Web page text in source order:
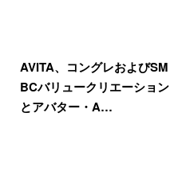
AVITA、コングレおよびSM
BCバリュークリエーション
とアバター・A…